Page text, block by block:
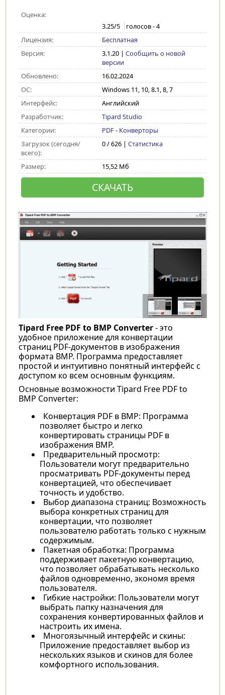
Оценка:
3.25/5 голосов -4
Лицензия:
Бесплатная
Версия:
3.1.20| Сообщить о новой
версии
Обновлено:
16.02.2024
ОС:
Windows 11, 10, 8.1, 8, 7
Интерфейс:
Английский
Разработчик:
Tipard Studio
Категории:
PDF- Конверторы
Загрузок (сегодня/
всего):
0 / 626 | Статистика
Размер: 15,52 Мб
СКАЧАТЬ
Tipard Free PDF to BMP Converter- это
удобное приложение для конвертации
страниц PDF-документов в изображения
формата BMP. Программа предоставляет
простой и интуитивно понятный интерфейс с
доступом ко всем основным функциям.
Основные возможности Tipard Free PDF to
BMP Converter:
Конвертация PDF в BMP: Программа
позволяет быстро и легко
конвертировать страницы PDF в
изображения BMP.
Предварительный просмотр:
Пользователи могут предварительно
просматривать PDF-документы перед
конвертацией, что обеспечивает
точность и удобство.
Выбор диапазона страниц: Возможность
выбора конкретных страниц для
конвертации, что позволяет
пользователю работать только с нужным
содержимым.
Пакетная обработка: Программа
поддерживает пакетную конвертацию,
что позволяет обрабатывать несколько
файлов одновременно, экономя время
пользователя.
Гибкие настройки: Пользователи могут
выбрать папку назначения для
сохранения конвертированных файлов и
настроить их имена.
Многоязычный интерфейс и скины:
Приложение предоставляет выбор из
нескольких языков и скинов для более
комфортного использования.